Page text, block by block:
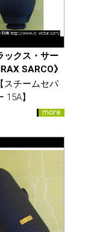
ックス・サー
SARCO》
スチームセパ
15A】